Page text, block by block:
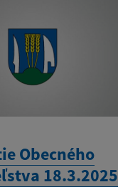
Obecného
18.3.2025